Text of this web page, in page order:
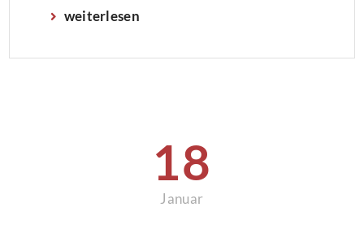
mit Gaszentralheizung – kontrollierte
Videogegensprechanlage – Kassettentüren […]
weiterlesen
18
Januar